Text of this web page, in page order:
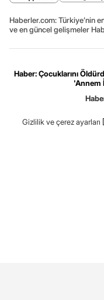
Haberler.com: Türkiye’nin
ve en güncel gelişmeler
Haber: Çocuklarını
'Annem
Gizlilik ve çerez ayarları